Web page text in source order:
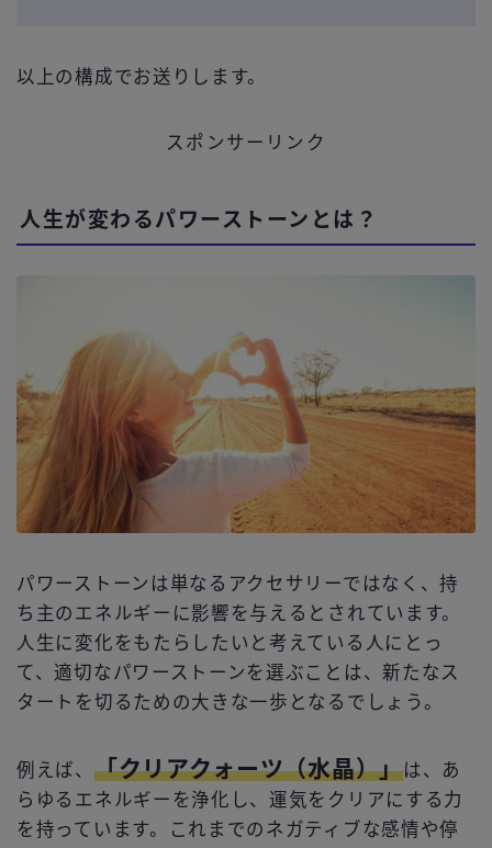
以上の構成でお送りします。
スポンサーリンク
人生が変わるパワーストーンとは？
パワーストーンは単なるアクセサリーではなく、持
ち主のエネルギーに影響を与えるとされています。
人生に変化をもたらしたいと考えている人にとっ
て、適切なパワーストーンを選ぶことは、新たなス
タートを切るための大きな一歩となるでしょう。
例えば、 「クリアクォーツ（水晶）」は、あ
らゆるエネルギーを浄化し、運気をクリアにする力
を持っています。これまでのネガティブな感情や停